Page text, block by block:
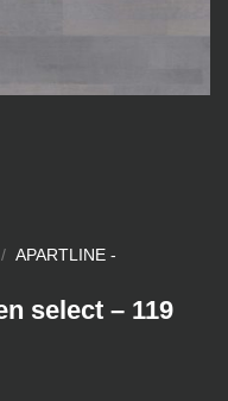
/ APARTLINE -
select – 119